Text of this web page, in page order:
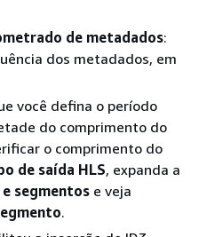
de metadados:
dos metadados, em
você defina o período
do comprimento do
o comprimento do
de saída HLS, expanda a
segmentos e veja
.